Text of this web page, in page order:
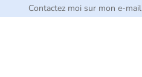
Contactez moi sur mon e-mail